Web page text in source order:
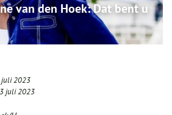
van den Hoek: Dat bent u
juli 2023
juli 2023